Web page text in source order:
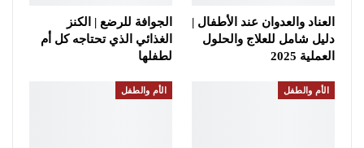
العناد والعدوان عند الأطفال |
دليل شامل للعلاج والحلول
العملية 2025
الجوافة للرضع | الكنز
الغذائي الذي تحتاجه كل أم
لطفلها
الأم والطفل الأم والطفل